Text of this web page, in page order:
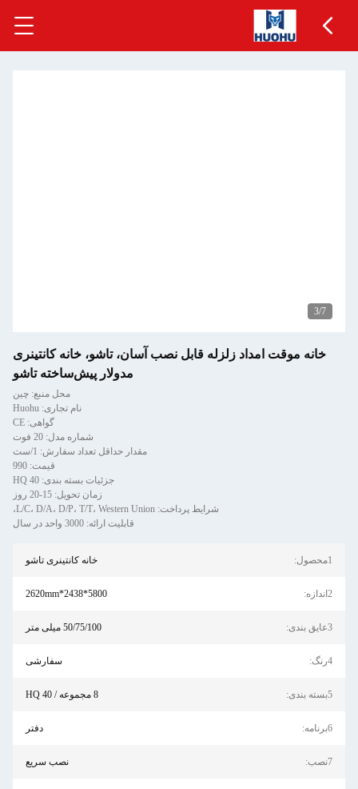
3/7
خانه موقت امداد زلزله قابل نصب آسان، تاشو، خانه کانتینری
مدولار پیش‌ساخته تاشو
محل منبع: چین
نام تجاری: Huohu
گواهی: CE
شماره مدل: 20 فوت
مقدار حداقل تعداد سفارش: 1/ست
قیمت: 990
جزئیات بسته بندی: 40 HQ
زمان تحویل: 15-20 روز
شرایط پرداخت: L/C، D/A، D/P، T/T، Western Union،
قابلیت ارائه: 3000 واحد در سال
1محصول: خانه کانتینری تاشو
2اندازه: 5800*2438*2620mm
3عایق بندی: 50/75/100 میلی متر
4رنگ: سفارشی
5بسته بندی: 8 مجموعه / 40 HQ
6برنامه: دفتر
7نصب: نصب سریع